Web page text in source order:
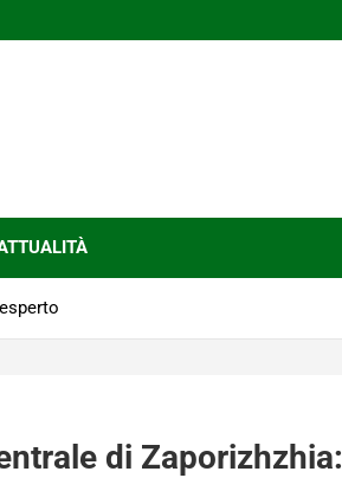
di Zaporizhzhia: